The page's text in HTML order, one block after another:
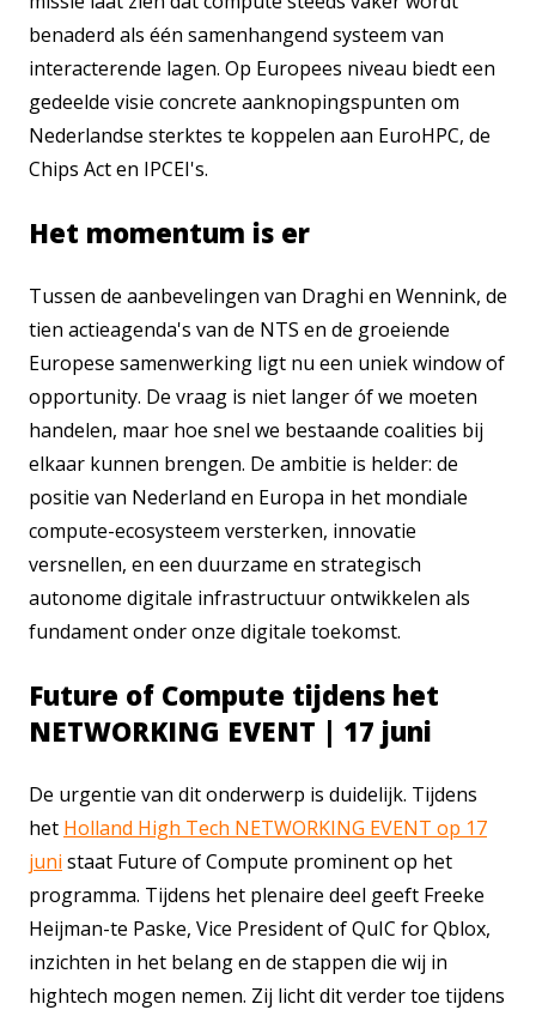
benaderd als één samenhangend systeem van
interacterende lagen. Op Europees niveau biedt een
gedeelde visie concrete aanknopingspunten om
Nederlandse sterktes te koppelen aan EuroHPC, de
Chips Act en IPCEI's.
Het momentum is er
Tussen de aanbevelingen van Draghi en Wennink, de
tien actieagenda's van de NTS en de groeiende
Europese samenwerking ligt nu een uniek window of
opportunity. De vraag is niet langer óf we moeten
handelen, maar hoe snel we bestaande coalities bij
elkaar kunnen brengen. De ambitie is helder: de
positie van Nederland en Europa in het mondiale
compute-ecosysteem versterken, innovatie
versnellen, en een duurzame en strategisch
autonome digitale infrastructuur ontwikkelen als
fundament onder onze digitale toekomst.
Future of Compute tijdens het
NETWORKING EVENT | 17 juni
De urgentie van dit onderwerp is duidelijk. Tijdens
het Holland High Tech NETWORKING EVENT op 17
juni staat Future of Compute prominent op het
programma. Tijdens het plenaire deel geeft Freeke
Heijman-te Paske, Vice President of QuIC for Qblox,
inzichten in het belang en de stappen die wij in
hightech mogen nemen. Zij licht dit verder toe tijdens